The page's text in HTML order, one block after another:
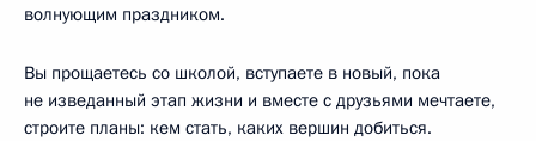
волнующим праздником.
Вы прощаетесь со школой, вступаете в новый, пока
не изведанный этап жизни и вместе с друзьями мечтаете,
строите планы: кем стать, каких вершин добиться.